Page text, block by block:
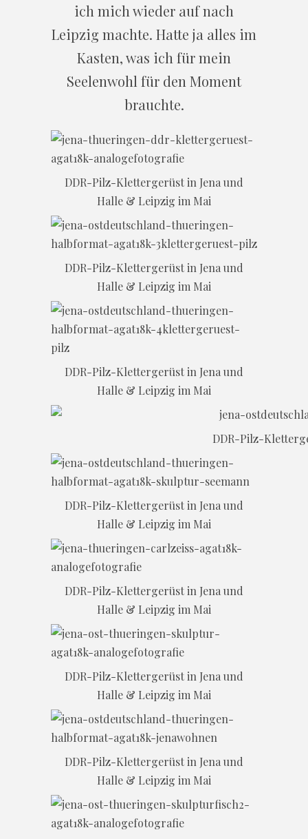
ich mich wieder auf nach
Leipzig machte. Hatte ja alles im
Kasten, was ich für mein
Seelenwohl für den Moment
brauchte.
DDR-Pilz-Klettergerüst in Jena und
Halle & Leipzig im Mai
DDR-Pilz-Klettergerüst in Jena und
Halle & Leipzig im Mai
DDR-Pilz-Klettergerüst in Jena und
Halle & Leipzig im Mai
DDR-Pilz-
DDR-Pilz-Klettergerüst in Jena und
Halle & Leipzig im Mai
DDR-Pilz-Klettergerüst in Jena und
Halle & Leipzig im Mai
DDR-Pilz-Klettergerüst in Jena und
Halle & Leipzig im Mai
DDR-Pilz-Klettergerüst in Jena und
Halle & Leipzig im Mai